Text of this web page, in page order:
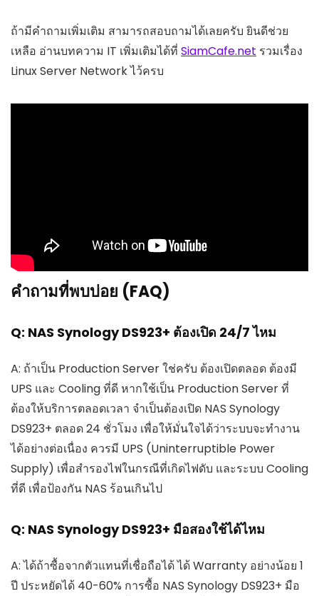
ถ้ามีคำถามเพิ่มเติม สามารถสอบถามได้เลยครับ ยินดีช่วย
เหลือ อ่านบทความ IT เพิ่มเติมได้ที่ SiamCafe.net รวมเรื่อง
Linux Server Network ไว้ครบ
คำถามที่พบบ่อย (FAQ)
Q: NAS Synology DS923+ ต้องเปิด 24/7 ไหม
A: ถ้าเป็น Production Server ใช่ครับ ต้องเปิดตลอด ต้องมี
UPS และ Cooling ที่ดี หากใช้เป็น Production Server ที่
ต้องให้บริการตลอดเวลา จำเป็นต้องเปิด NAS Synology
DS923+ ตลอด 24 ชั่วโมง เพื่อให้มั่นใจได้ว่าระบบจะทำงาน
ได้อย่างต่อเนื่อง ควรมี UPS (Uninterruptible Power
Supply) เพื่อสำรองไฟในกรณีที่เกิดไฟดับ และระบบ Cooling
ที่ดี เพื่อป้องกัน NAS ร้อนเกินไป
Q: NAS Synology DS923+ มือสองใช้ได้ไหม
A: ได้ถ้าซื้อจากตัวแทนที่เชื่อถือได้ ได้ Warranty อย่างน้อย 1
ปี ประหยัดได้ 40-60% การซื้อ NAS Synology DS923+ มือ